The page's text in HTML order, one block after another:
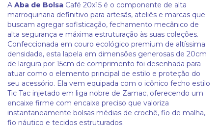
A Aba de Bolsa Café 20x15 é o componente de alta
marroquinaria definitivo para artesãs, ateliês e marcas que
buscam agregar sofisticação, fechamento mecânico de
alta segurança e máxima estruturação às suas coleções.
Confeccionada em couro ecológico premium de altíssima
densidade, esta lapela em dimensões generosas de 20cm
de largura por 15cm de comprimento foi desenhada para
atuar como o elemento principal de estilo e proteção do
seu acessório. Ela vem equipada com o icônico fecho estilo
Tic Tac injetado em liga nobre de Zamac, oferecendo um
encaixe firme com encaixe preciso que valoriza
instantaneamente bolsas médias de crochê, fio de malha,
fio náutico e tecidos estruturados.